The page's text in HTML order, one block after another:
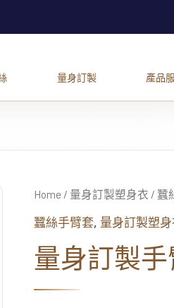
Home / 量身訂製塑身衣 / 蠶
蠶絲手臂套,量身訂製塑身
量身訂製
訂
製
手
臂
套-